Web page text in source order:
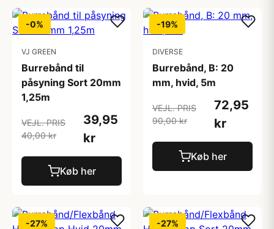
-0%
VJ GREEN
Burrebånd til
påsyning Sort 20mm
1,25m
VEJL. PRIS
40,00 kr
39,95
kr
Køb her
-19%
DIVERSE
Burrebånd, B: 20
mm, hvid, 5m
VEJL. PRIS
90,00 kr
72,95
kr
Køb her
-27% -27%